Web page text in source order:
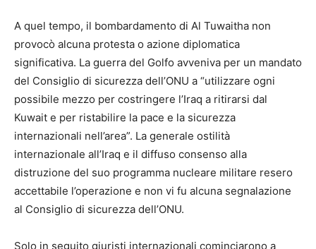
A quel tempo, il bombardamento di Al Tuwaitha non
provocò alcuna protesta o azione diplomatica
significativa. La guerra del Golfo avveniva per un mandato
del Consiglio di sicurezza dell’ONU a “utilizzare ogni
possibile mezzo per costringere l’Iraq a ritirarsi dal
Kuwait e per ristabilire la pace e la sicurezza
internazionali nell’area”. La generale ostilità
internazionale all’Iraq e il diffuso consenso alla
distruzione del suo programma nucleare militare resero
accettabile l’operazione e non vi fu alcuna segnalazione
al Consiglio di sicurezza dell’ONU.
Solo in seguito giuristi internazionali cominciarono a